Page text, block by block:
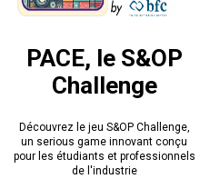
PACE, le S&OP
Challenge
Découvrez le jeu S&OP Challenge,
un serious game innovant conçu
pour les étudiants et professionnels
de l'industrie